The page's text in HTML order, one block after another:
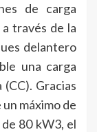
de carga
través de la
delantero
una carga
Gracias
máximo de
80 kW3, el